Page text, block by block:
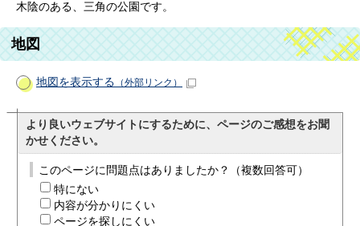
木陰のある、三角の公園です。
地図
地図を表示する （外部リンク）
より良いウェブサイトにするために、ページのご感想をお聞
かせください。
このページに問題点はありましたか？（複数回答可）
特にない
内容が分かりにくい
ページを探しにくい